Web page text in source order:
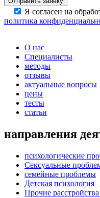
Я согласен на
политика
О нас
Специалисты
методы
отзывы
актуальные вопросы
цены
тесты
статьи
направления
психологические
Сексуальные
семейные проблемы
Детская психология
Прочие